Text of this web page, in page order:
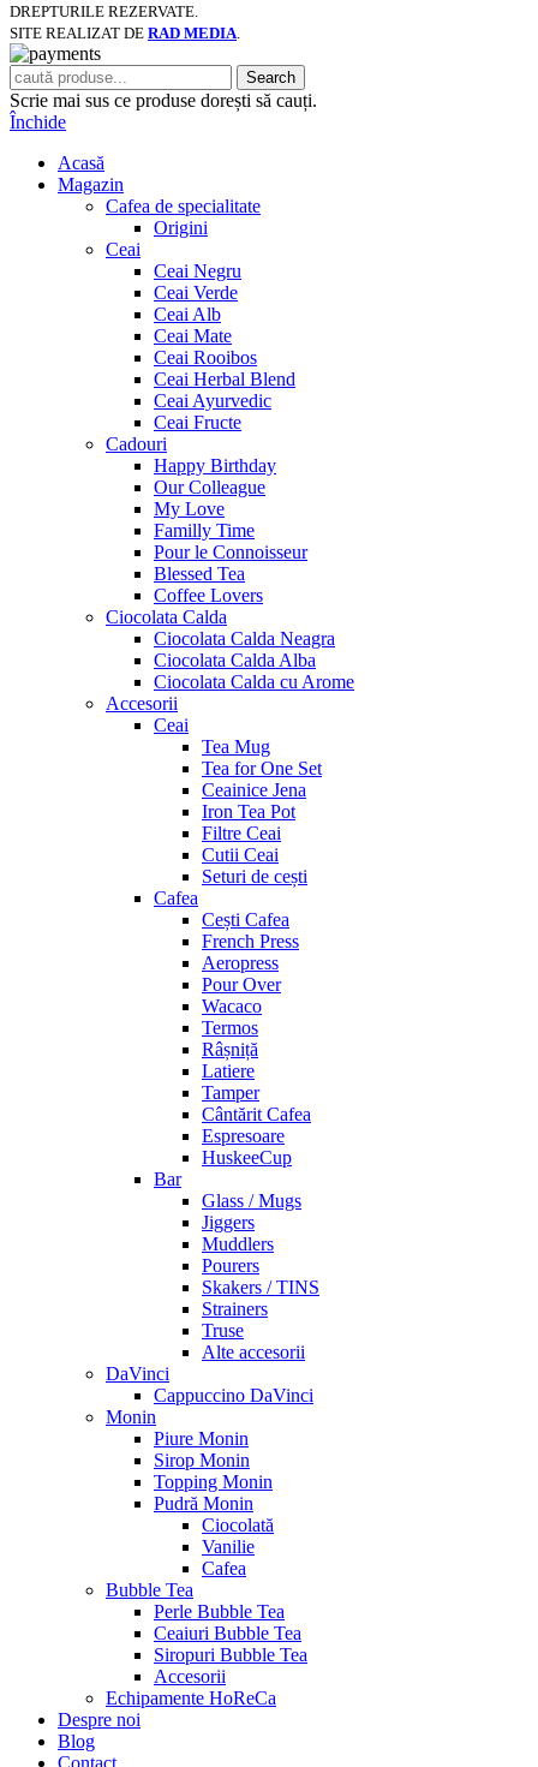
DREPTURILE REZERVATE.
SITE REALIZAT DE RAD MEDIA
Search
Scrie mai sus ce produse dorești să cauți.
Închide
Acasă
Magazin
Cafea de specialitate
Origini
Ceai
Ceai Negru
Ceai Verde
Ceai Alb
Ceai Mate
Ceai Rooibos
Ceai Herbal Blend
Ceai Ayurvedic
Ceai Fructe
Cadouri
Happy Birthday
Our Colleague
My Love
Familly Time
Pour le Connoisseur
Blessed Tea
Coffee Lovers
Ciocolata Calda
Ciocolata Calda Neagra
Ciocolata Calda Alba
Ciocolata Calda cu Arome
Accesorii
Ceai
Tea Mug
Tea for One Set
Ceainice Jena
Iron Tea Pot
Filtre Ceai
Cutii Ceai
Seturi de cești
Cafea
Cești Cafea
French Press
Aeropress
Pour Over
Wacaco
Termos
Râșniță
Latiere
Tamper
Cântărit Cafea
Espresoare
HuskeeCup
Bar
Glass / Mugs
Jiggers
Muddlers
Pourers
Skakers / TINS
Strainers
Truse
Alte accesorii
DaVinci
Cappuccino DaVinci
Monin
Piure Monin
Sirop Monin
Topping Monin
Pudră Monin
Ciocolată
Vanilie
Cafea
Bubble Tea
Perle Bubble Tea
Ceaiuri Bubble Tea
Siropuri Bubble Tea
Accesorii
Echipamente HoReCa
Despre noi
Blog
Contact